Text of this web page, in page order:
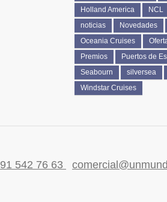
Holland America
NCL
noticias
Novedades
Oceania Cruises
Premios
Puertos de
Seabourn
silversea
Windstar Cruises
91 542 76 63